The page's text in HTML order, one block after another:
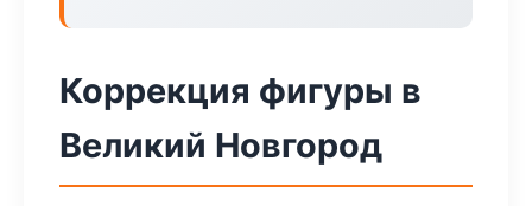
Коррекция фигуры в
Великий Новгород